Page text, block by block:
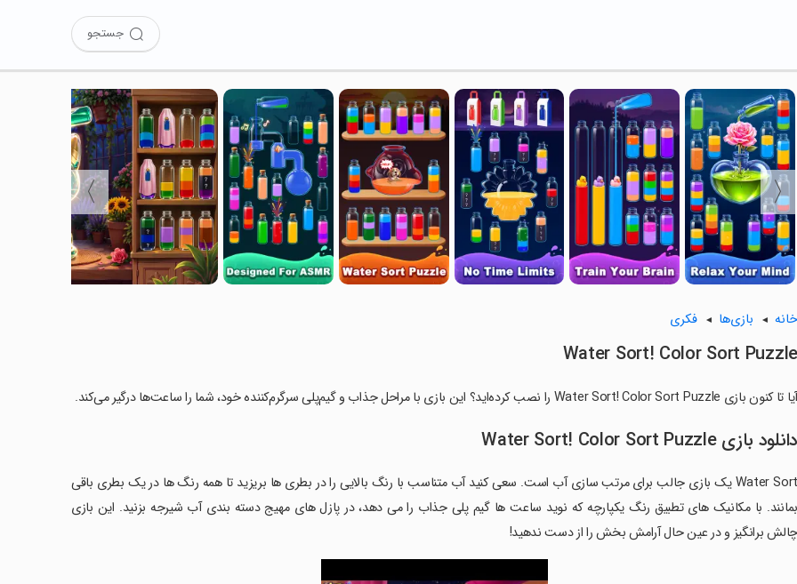
جستجو
〈
〉
خانه بازی‌ها فکری
Water Sort! Color Sort Puzzle
آیا تا کنون بازی Water Sort! Color Sort Puzzle را نصب کرده‌اید؟ این بازی با مراحل جذاب و گیم‌پلی سرگرم‌کننده خود، شما را ساعت‌ها درگیر می‌کند.
دانلود بازی Water Sort! Color Sort Puzzle
Water Sort یک بازی جالب برای مرتب سازی آب است. سعی کنید آب متناسب با رنگ بالایی را در بطری ها بریزید تا همه رنگ ها در یک بطری باقی
بمانند. با مکانیک های تطبیق رنگ یکپارچه که نوید ساعت ها گیم پلی جذاب را می دهد، در پازل های مهیج دسته بندی آب شیرجه بزنید. این بازی
چالش برانگیز و در عین حال آرامش بخش را از دست ندهید!